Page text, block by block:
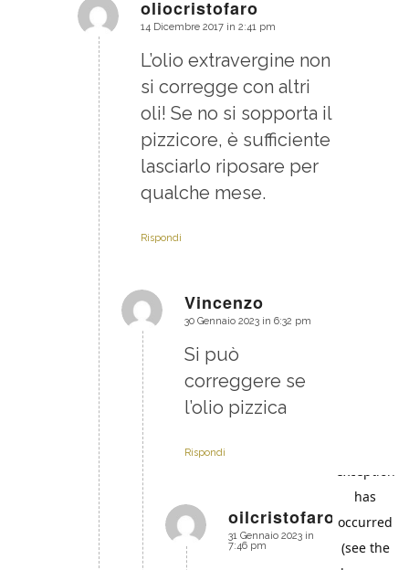
oliocristofaro
dice:
14 Dicembre 2017 in 2:41 pm
L’olio extravergine non
si corregge con altri
oli! Se no si sopporta il
pizzicore, è sufficiente
lasciarlo riposare per
qualche mese.
Rispondi
Vincenzo
dice:
30 Gennaio 2023 in 6:32 pm
Si può
correggere se
l’olio pizzica
Rispondi
oilcristofaro
dice:
31 Gennaio 2023 in
7:46 pm